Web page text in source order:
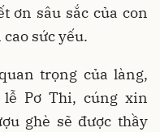
ơn sâu sắc của con
sức yếu.
trọng của làng,
Pơ Thi, cúng xin
ghè sẽ được thầy